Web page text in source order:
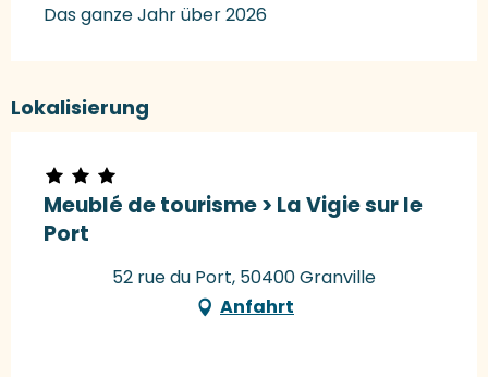
Das ganze Jahr über 2026
Lokalisierung
Meublé de tourisme > La Vigie sur le
Port
52 rue du Port, 50400 Granville
Anfahrt